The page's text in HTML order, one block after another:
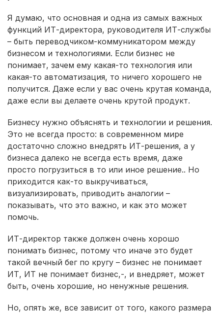
Я думаю, что основная и одна из самых важных
функций ИТ-директора, руководителя ИТ-службы
– быть переводчиком-коммуникатором между
бизнесом и технологиями. Если бизнес не
понимает, зачем ему какая-то технология или
какая-то автоматизация, то ничего хорошего не
получится. Даже если у вас очень крутая команда,
даже если вы делаете очень крутой продукт.
Бизнесу нужно объяснять и технологии и решения.
Это не всегда просто: в современном мире
достаточно сложно внедрять ИТ-решения, а у
бизнеса далеко не всегда есть время, даже
просто погрузиться в то или иное решение.. Но
приходится как-то выкручиваться,
визуализировать, приводить аналогии –
показывать, что это важно, и как это может
помочь.
ИТ-директор также должен очень хорошо
понимать бизнес, потому что иначе это будет
такой вечный бег по кругу – бизнес не понимает
ИТ, ИТ не понимает бизнес,-, и внедряет, может
быть, очень хорошие, но ненужные решения.
Но, опять же, все зависит от того, какого размера